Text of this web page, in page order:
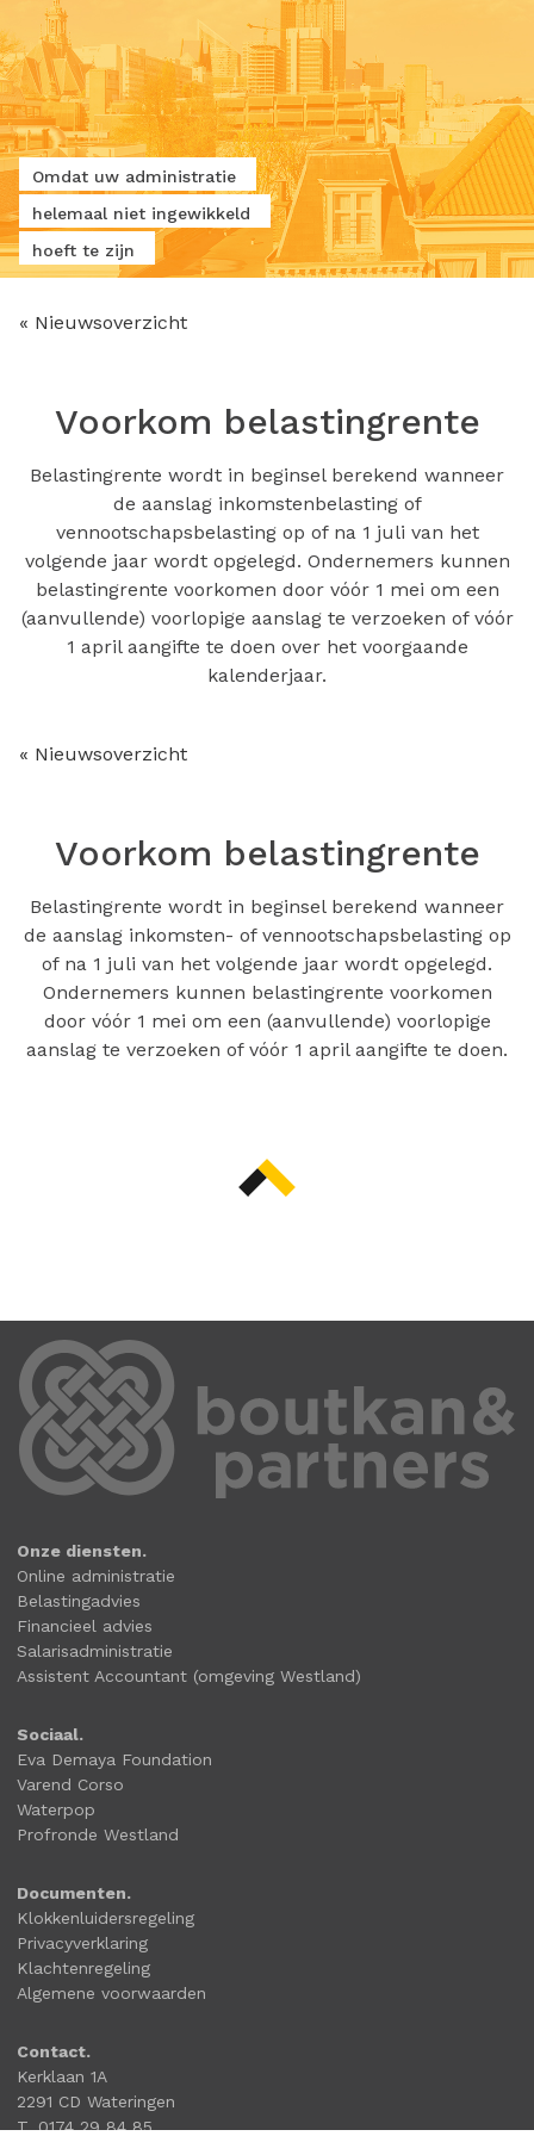
Omdat uw administratie
helemaal niet ingewikkeld
hoeft te zijn
« Nieuwsoverzicht
Voorkom belastingrente
Belastingrente wordt in beginsel berekend wanneer
de aanslag inkomstenbelasting of
vennootschapsbelasting op of na 1 juli van het
volgende jaar wordt opgelegd. Ondernemers kunnen
belastingrente voorkomen door vóór 1 mei om een
(aanvullende) voorlopige aanslag te verzoeken of vóór
1 april aangifte te doen over het voorgaande
kalenderjaar.
« Nieuwsoverzicht
Voorkom belastingrente
Belastingrente wordt in beginsel berekend wanneer
de aanslag inkomsten- of vennootschapsbelasting op
of na 1 juli van het volgende jaar wordt opgelegd.
Ondernemers kunnen belastingrente voorkomen
door vóór 1 mei om een (aanvullende) voorlopige
aanslag te verzoeken of vóór 1 april aangifte te doen.
Onze diensten.
Online administratie
Belastingadvies
Financieel advies
Salarisadministratie
Assistent Accountant (omgeving Westland)
Sociaal.
Eva Demaya Foundation
Varend Corso
Waterpop
Profronde Westland
Documenten.
Klokkenluidersregeling
Privacyverklaring
Klachtenregeling
Algemene voorwaarden
Contact.
Kerklaan 1A
2291 CD Wateringen
T. 0174 29 84 85